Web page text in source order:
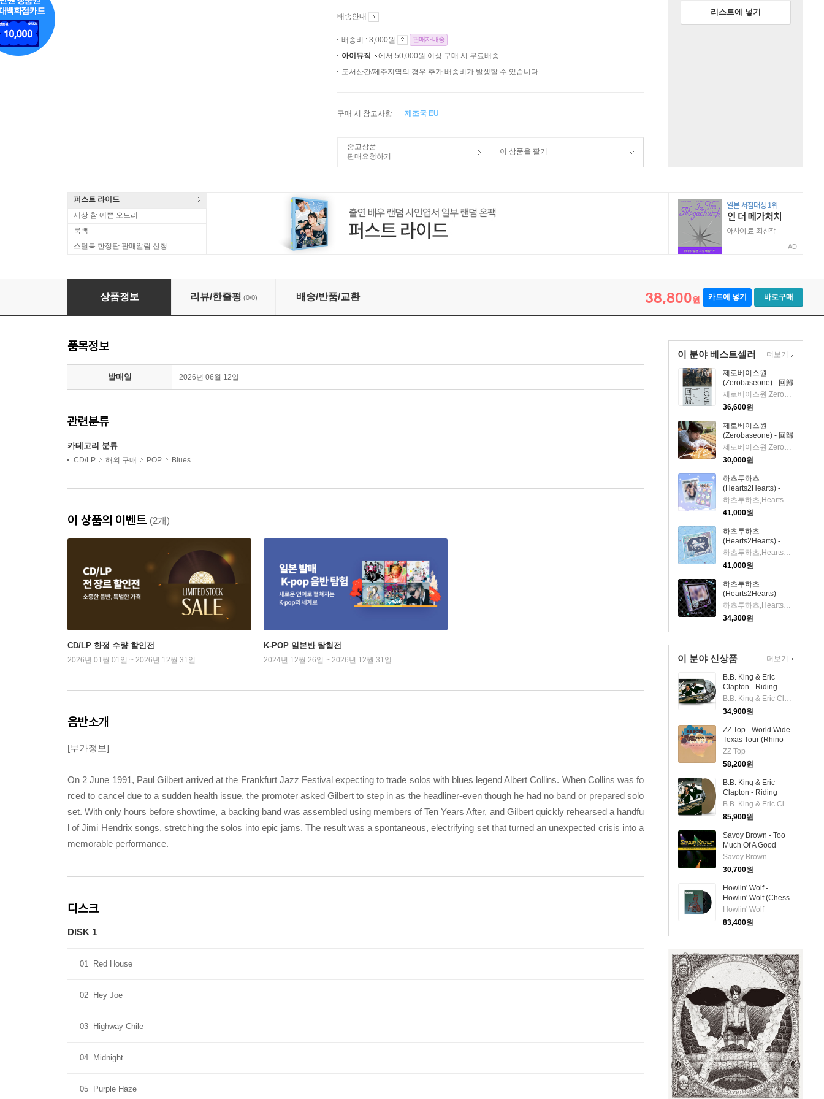
배송안내
배송비 : 3,000원 판매자 배송
아이뮤직
에서 50,000원 이상 구매 시 무료배송
도서산간/제주지역의 경우 추가 배송비가 발생할 수 있습니다.
구매 시 참고사항 제조국 EU
중고상품
판매요청하기
이 상품을 팔기
리스트에 넣기
퍼스트 라이드
세상 참 예쁜 오드리
룩백
스틸북 한정판 판매알림 신청
AD
Paul Gilbert - Tribute To Jimi Hendrix (Digipack)(CD)
상품정보 리뷰/한줄평 (0/0) 배송/반품/교환 38,800원 카트에 넣기 바로구매
이 분야 베스트셀러
제로베이스원
(Zerobaseone) - 回歸
Love (CD+Random
Photobook) (초회생
산한정반)(CD)
제로베이스원,Zerobaseone
36,600원
제로베이스원
(Zerobaseone) - 回歸
Love (성한빈 Ver.)
(완전생산한정반)
(CD)
제로베이스원,Zerobaseone
30,000원
하츠투하츠
(Hearts2Hearts) -
Iconic Heart (초회한
정반 A)(CD)
하츠투하츠,Hearts2Hearts
41,000원
하츠투하츠
(Hearts2Hearts) -
Iconic Heart (초회한
정반 C)(CD)
하츠투하츠,Hearts2Hearts
41,000원
하츠투하츠
(Hearts2Hearts) -
Iconic Heart (초회한
정반 D)(CD)
하츠투하츠,Hearts2Hearts
34,300원
더보기
이 분야 신상품
B.B. King & Eric
Clapton - Riding
With The King
(Remastered)
(Extended Edition)
(Digipack)(CD)
B.B. King & Eric Clapton
34,900원
ZZ Top - World Wide
Texas Tour (Rhino
Spirit Of '76 Series)
(140g LP)
ZZ Top
58,200원
B.B. King & Eric
Clapton - Riding
With The King
(Remastered)
(Extended Edition)
(Ltd)(180g Colored
2LP)
B.B. King & Eric Clapton
85,900원
Savoy Brown - Too
Much Of A Good
Thing: The Savoy
Brown Collection
1992-2007 (CD)
Savoy Brown
30,700원
Howlin' Wolf -
Howlin' Wolf (Chess
75 Series)(180g
Mono LP)
Howlin' Wolf
83,400원
더보기
품목정보
발매일 2026년 06월 12일
관련분류
카테고리 분류
CD/LP 해외 구매 POP Blues
이 상품의 이벤트 (2개)
CD/LP 한정 수량 할인전
2026년 01월 01일 ~ 2026년 12월 31일
K-POP 일본반 탐험전
2024년 12월 26일 ~ 2026년 12월 31일
음반소개
[부가정보]
On 2 June 1991, Paul Gilbert arrived at the Frankfurt Jazz Festival expecting to trade solos with blues legend Albert Collins. When Collins was fo
rced to cancel due to a sudden health issue, the promoter asked Gilbert to step in as the headliner-even though he had no band or prepared solo
set. With only hours before showtime, a backing band was assembled using members of Ten Years After, and Gilbert quickly rehearsed a handfu
l of Jimi Hendrix songs, stretching the solos into epic jams. The result was a spontaneous, electrifying set that turned an unexpected crisis into a
memorable performance.
디스크
DISK 1
01 Red House
02 Hey Joe
03 Highway Chile
04 Midnight
05 Purple Haze